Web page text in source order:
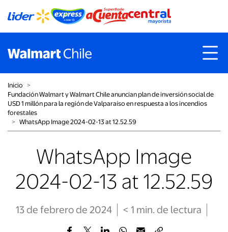
Inicio ˃
Fundación Walmart y Walmart Chile anuncian plan de inversión social de
USD 1 millón para la región de Valparaíso en respuesta a los incendios
forestales
˃ WhatsApp Image 2024-02-13 at 12.52.59
WhatsApp Image
2024-02-13 at 12.52.59
13 de febrero de 2024 < 1 min. de lectura